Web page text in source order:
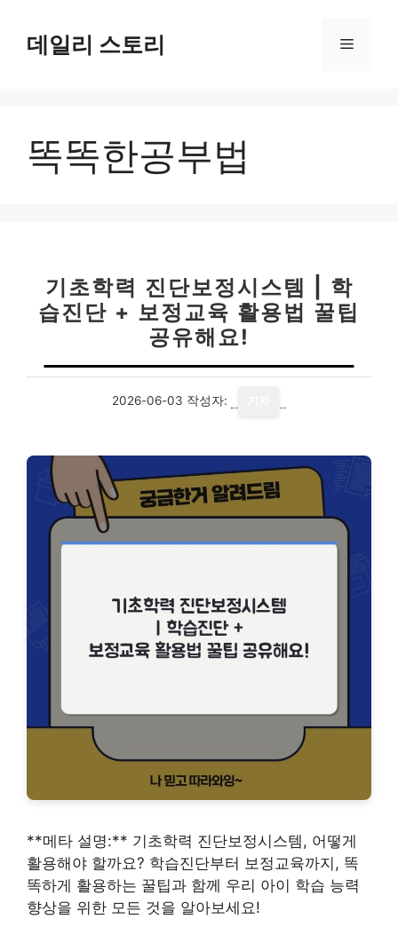
데일리 스토리 메
똑똑한공부법
기초학력 진단보정시스템 | 학
습진단 + 보정교육 활용법 꿀팁
공유해요!
2026-06-03 작성자:
**메타 설명:** 기초학력 진단보정시스템, 어떻게
활용해야 할까요? 학습진단부터 보정교육까지, 똑
똑하게 활용하는 꿀팁과 함께 우리 아이 학습 능력
향상을 위한 모든 것을 알아보세요!